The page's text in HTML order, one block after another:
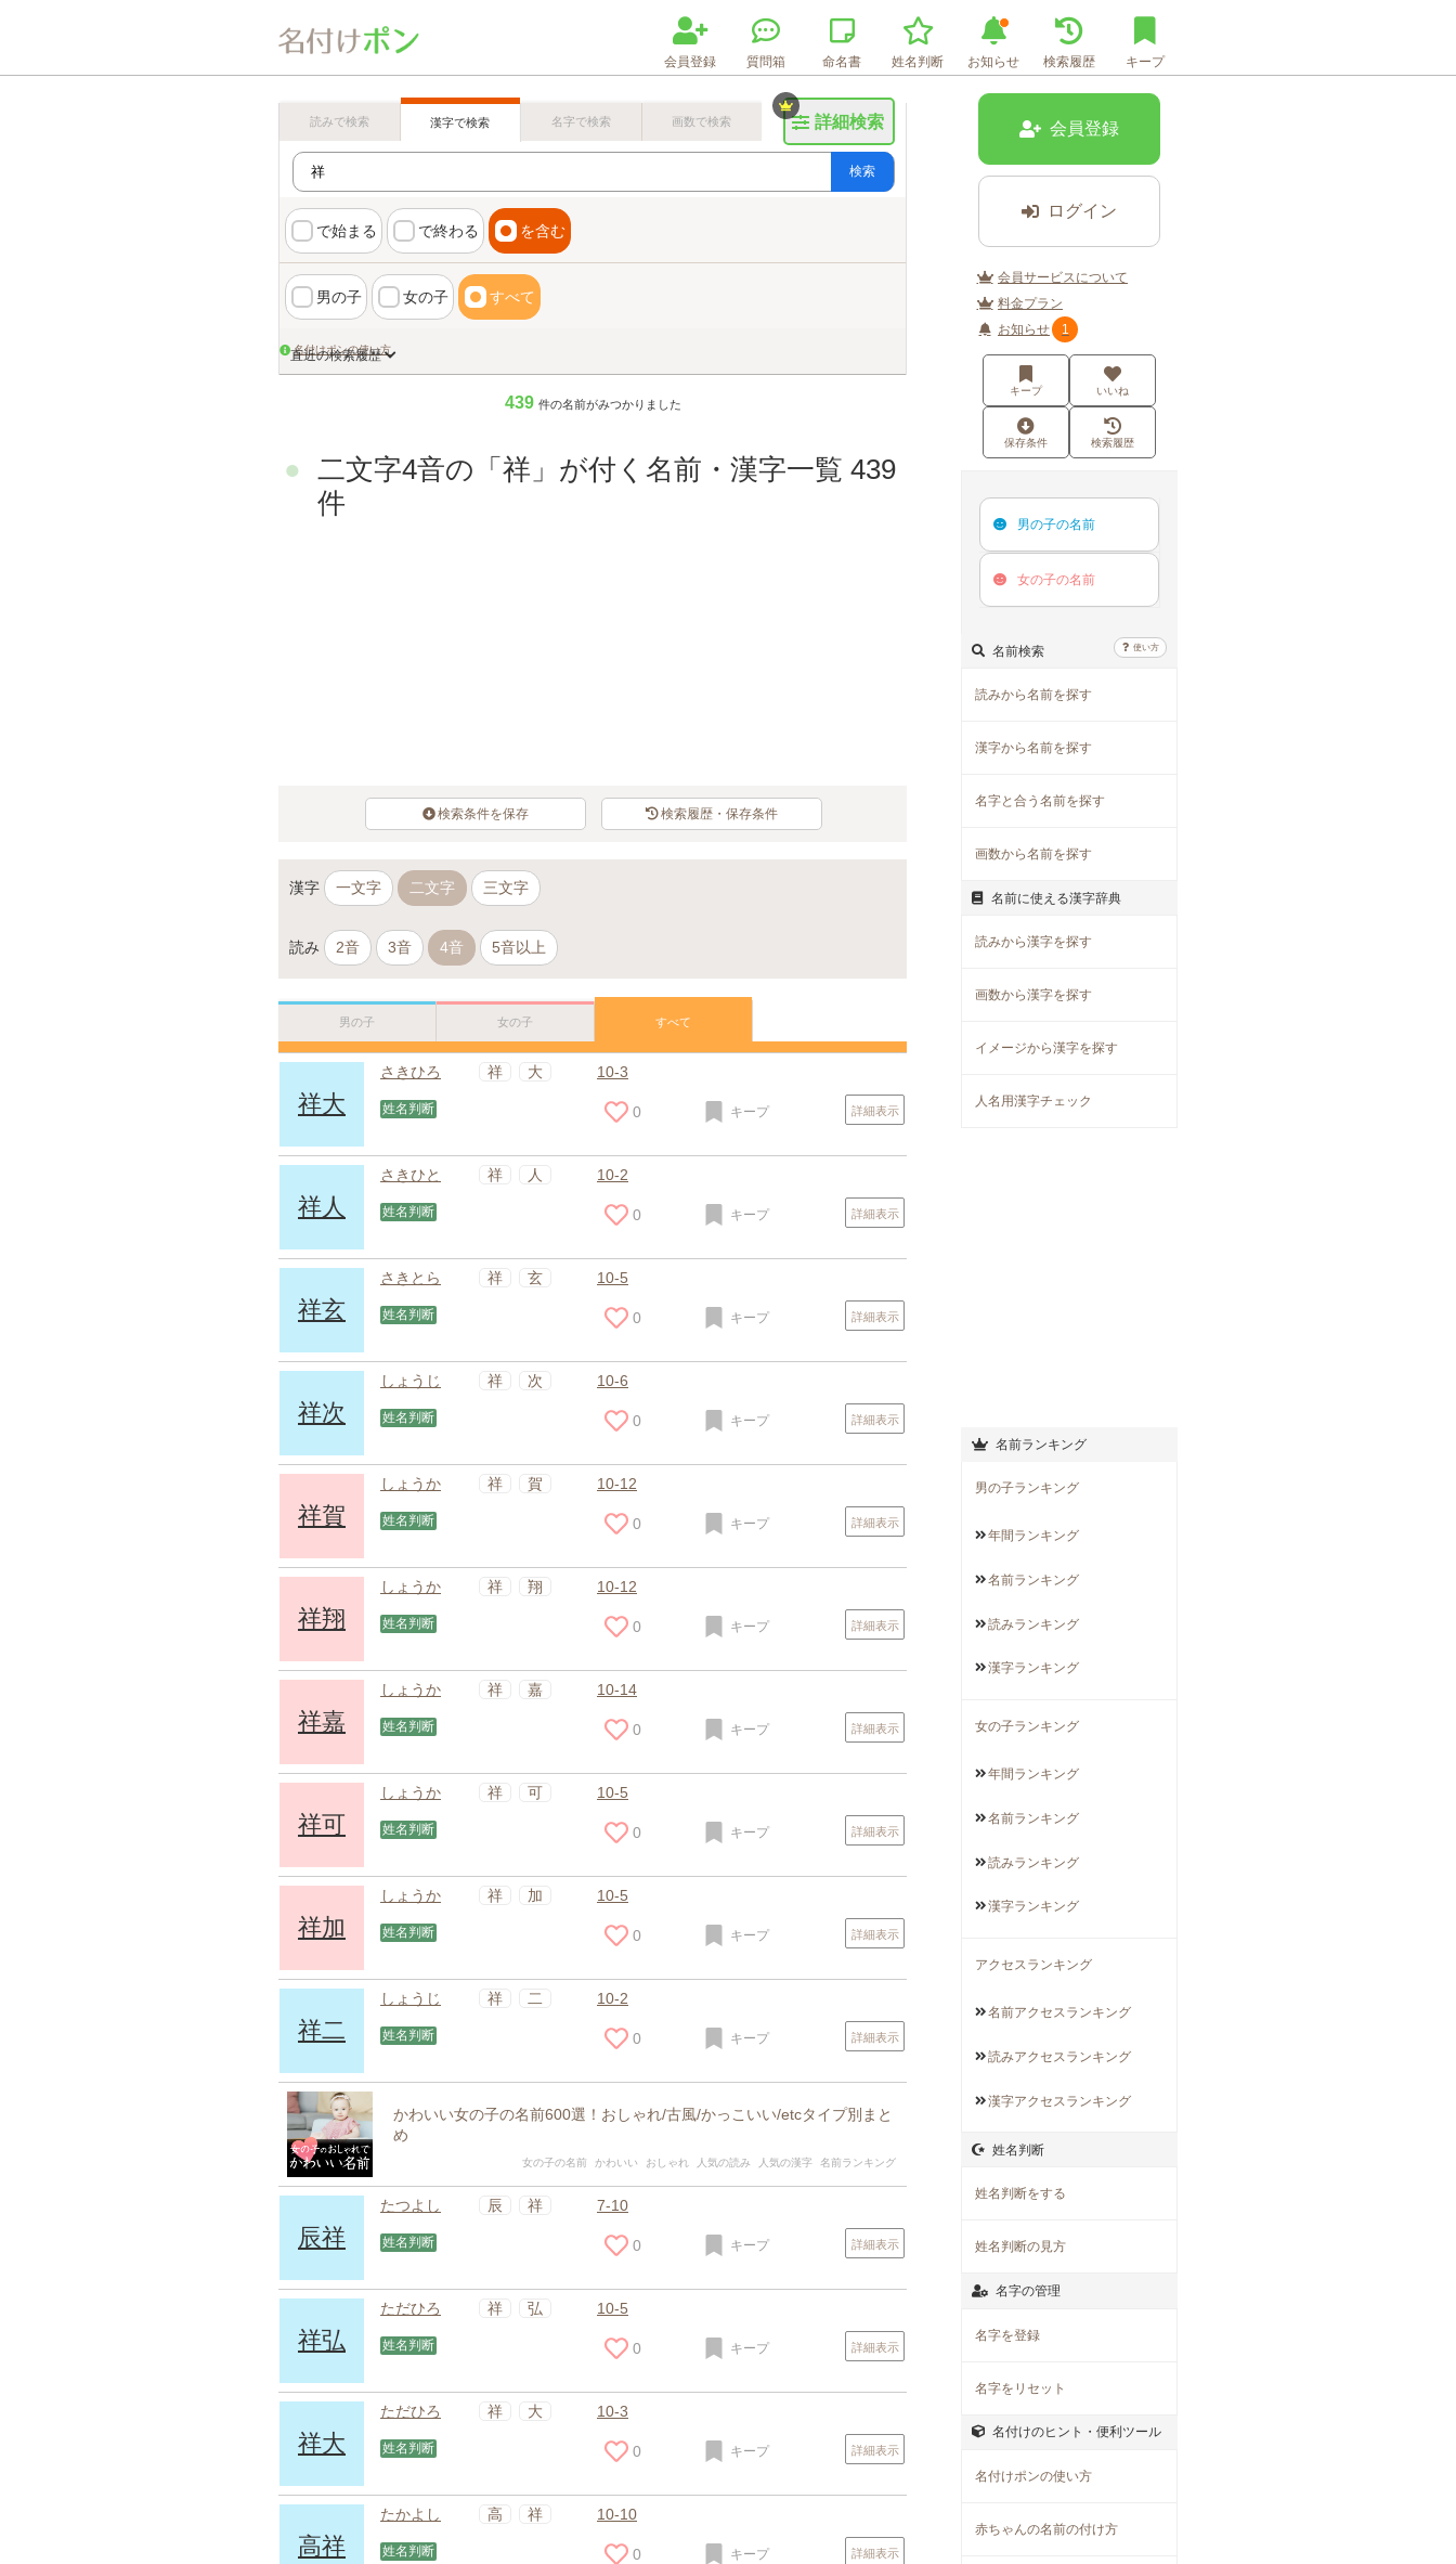
会員登録 質問箱 命名書 姓名判断 お知らせ 検索履歴 キープ
詳細検索
読みで検索 漢字で検索 名字で検索 画数で検索
検索
で始まる で終わる を含む
男の子 女の子 すべて
画数検索のヒント
名付けポンの使い方
直近の検索履歴
439 件の名前がみつかりました
二文字4音の「祥」が付く名前・漢字一覧 439
件
検索条件を保存 検索履歴・保存条件
漢字 一文字 二文字 三文字
読み 2音 3音 4音 5音以上
男の子 女の子 すべて
祥大
さきひろ 祥 大 10-3
姓名判断 0 キープ 詳細表示
祥人
さきひと 祥 人 10-2
姓名判断 0 キープ 詳細表示
祥玄
さきとら 祥 玄 10-5
姓名判断 0 キープ 詳細表示
祥次
しょうじ 祥 次 10-6
姓名判断 0 キープ 詳細表示
祥賀
しょうか 祥 賀 10-12
姓名判断 0 キープ 詳細表示
祥翔
しょうか 祥 翔 10-12
姓名判断 0 キープ 詳細表示
祥嘉
しょうか 祥 嘉 10-14
姓名判断 0 キープ 詳細表示
祥可
しょうか 祥 可 10-5
姓名判断 0 キープ 詳細表示
祥加
しょうか 祥 加 10-5
姓名判断 0 キープ 詳細表示
祥二
しょうじ 祥 二 10-2
姓名判断 0 キープ 詳細表示
かわいい女の子の名前600選！おしゃれ/古風/かっこいい/etcタイプ別まと
め
女の子の名前 かわいい おしゃれ 人気の読み 人気の漢字 名前ランキング
辰祥
たつよし 辰 祥 7-10
姓名判断 0 キープ 詳細表示
祥弘
ただひろ 祥 弘 10-5
姓名判断 0 キープ 詳細表示
祥大
ただひろ 祥 大 10-3
姓名判断 0 キープ 詳細表示
高祥
たかよし 高 祥 10-10
姓名判断 0 キープ 詳細表示
会員登録
ログイン
会員サービスについて
料金プラン
お知らせ
1
キープ いいね
保存条件 検索履歴
男の子の名前
女の子の名前
名前検索 使い方
読みから名前を探す
漢字から名前を探す
名字と合う名前を探す
画数から名前を探す
名前に使える漢字辞典
読みから漢字を探す
画数から漢字を探す
イメージから漢字を探す
人名用漢字チェック
名前ランキング
男の子ランキング
年間 ランキング
名前ランキング
読みランキング
漢字ランキング
女の子ランキング
年間 ランキング
名前ランキング
読みランキング
漢字ランキング
アクセスランキング
名前アクセスランキング
読みアクセスランキング
漢字アクセス ランキング
姓名判断
姓名判断をする
姓名判断の見方
名字の管理
名字を登録
名字をリセット
名付けのヒント・便利ツール
名付けポンの使い方
赤ちゃんの名前の付け方